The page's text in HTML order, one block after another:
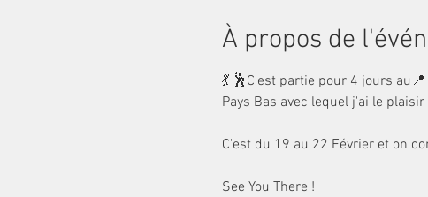
À propos de
💃 🕺C'est partie pour 4 jours
Pays Bas avec lequel j'ai le
C'est du 19 au 22 Février et on
See You There !